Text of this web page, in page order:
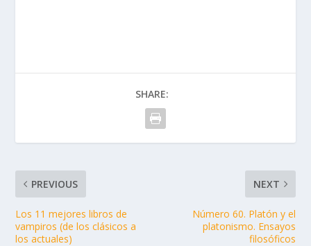
SHARE:
PREVIOUS
Los 11 mejores libros de
vampiros (de los clásicos a
los actuales)
NEXT
Número 60. Platón y el
platonismo. Ensayos
filosóficos